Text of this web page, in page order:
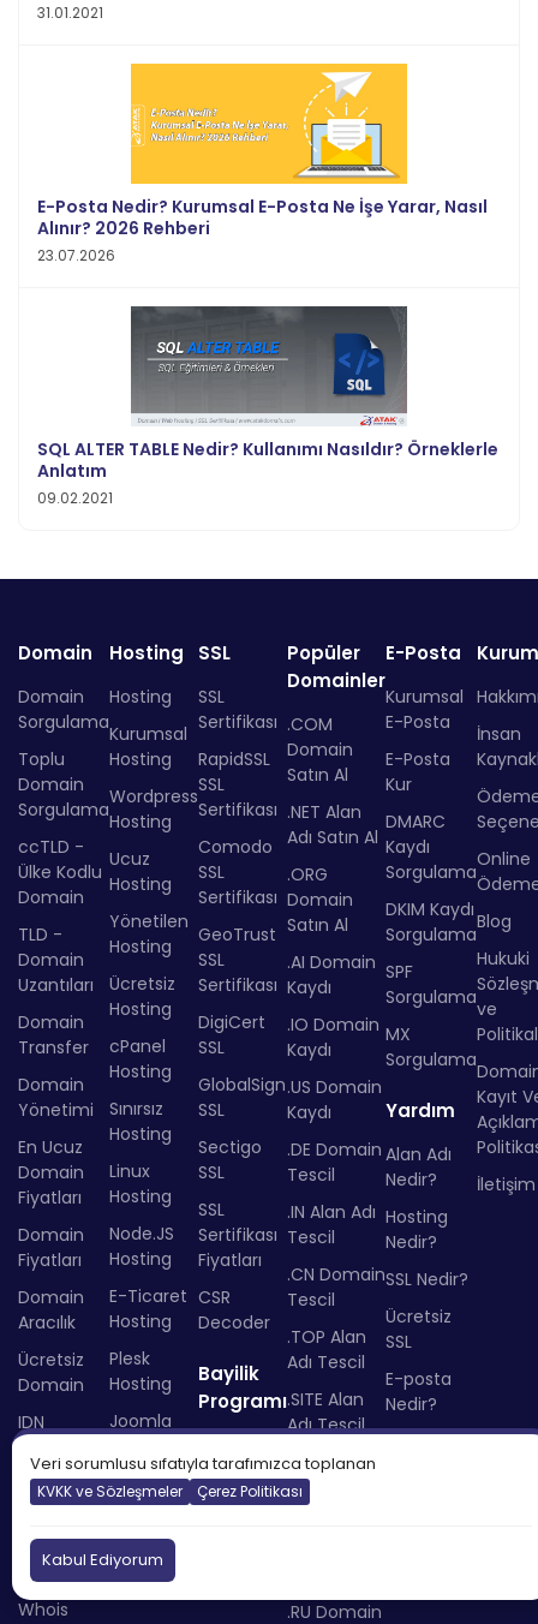
31.01.2021
E-Posta Nedir? Kurumsal E-Posta Ne İşe Yarar, Nasıl
Alınır? 2026 Rehberi
23.07.2026
SQL ALTER TABLE Nedir? Kullanımı Nasıldır? Örneklerle
Anlatım
09.02.2021
Domain
Domain
Sorgulama
Toplu
Domain
Sorgulama
ccTLD -
Ülke Kodlu
Domain
TLD -
Domain
Uzantıları
Domain
Transfer
Domain
Yönetimi
En Ucuz
Domain
Fiyatları
Domain
Fiyatları
Domain
Aracılık
Ücretsiz
Domain
IDN
DNS
Sorgulama
IP
Sorgulama
Whois
Hosting
Hosting
Kurumsal
Hosting
Wordpress
Hosting
Ucuz
Hosting
Yönetilen
Hosting
Ücretsiz
Hosting
cPanel
Hosting
Sınırsız
Hosting
Linux
Hosting
Node.JS
Hosting
E-Ticaret
Hosting
Plesk
Hosting
Joomla
Python
Hosting
Hosting
Fiyatları
SSL
SSL
Sertifikası
RapidSSL
SSL
Sertifikası
Comodo
SSL
Sertifikası
GeoTrust
SSL
Sertifikası
DigiCert
SSL
GlobalSign
SSL
Sectigo
SSL
SSL
Sertifikası
Fiyatları
CSR
Decoder
Bayilik
Programı
Reseller
Bayi
Popüler
Domainler
.COM
Domain
Satın Al
.NET Alan
Adı Satın Al
.ORG
Domain
Satın Al
.AI Domain
Kaydı
.IO Domain
Kaydı
.US Domain
Kaydı
.DE Domain
Tescil
.IN Alan Adı
Tescil
.CN Domain
Tescil
.TOP Alan
Adı Tescil
.SITE Alan
Adı Tescil
.COM.TR
Domain
Tescil
.RU Domain
E-Posta
Kurumsal
E-Posta
E-Posta
Kur
DMARC
Kaydı
Sorgulama
DKIM Kaydı
Sorgulama
SPF
Sorgulama
MX
Sorgulama
Yardım
Alan Adı
Nedir?
Hosting
Nedir?
SSL Nedir?
Ücretsiz
SSL
E-posta
Nedir?
Reseller
İnsan
Online
Blog
Hukuki
ve
Kayıt
İletişim
Veri sorumlusu sıfatıyla tarafımızca toplanan
KVKK ve Sözleşmeler Çerez Politikası
Kabul Ediyorum